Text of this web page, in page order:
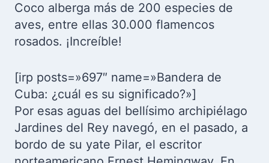
Coco alberga más de 200 especies de
aves, entre ellas 30.000 flamencos
rosados. ¡Increíble!
[irp posts=»697″ name=»Bandera de
Cuba: ¿cuál es su significado?»]
Por esas aguas del bellísimo archipiélago
Jardines del Rey navegó, en el pasado, a
bordo de su yate Pilar, el escritor